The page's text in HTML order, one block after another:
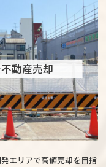
動産売却
エリアで高値売却を目指